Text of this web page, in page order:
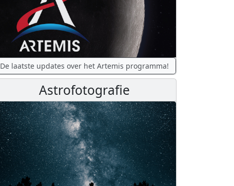
De laatste updates over het Artemis programma!
Astrofotografie